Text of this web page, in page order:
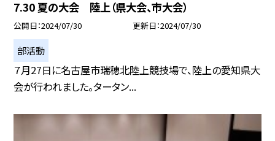
7.30 夏の大会 陸上（県大会、市大会）
公開日 2024/07/30 更新日 2024/07/30
部活動
７月27日に名古屋市瑞穂北陸上競技場で、陸上の愛知県大
会が行われました。タータン...